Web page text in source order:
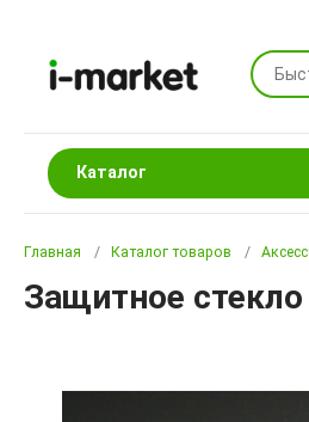
Каталог
Главная Каталог товаров
Защитное